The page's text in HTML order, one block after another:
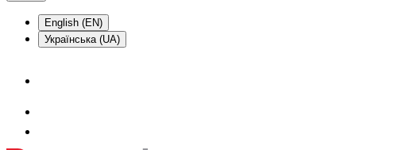
English (EN)
Українська (UA)